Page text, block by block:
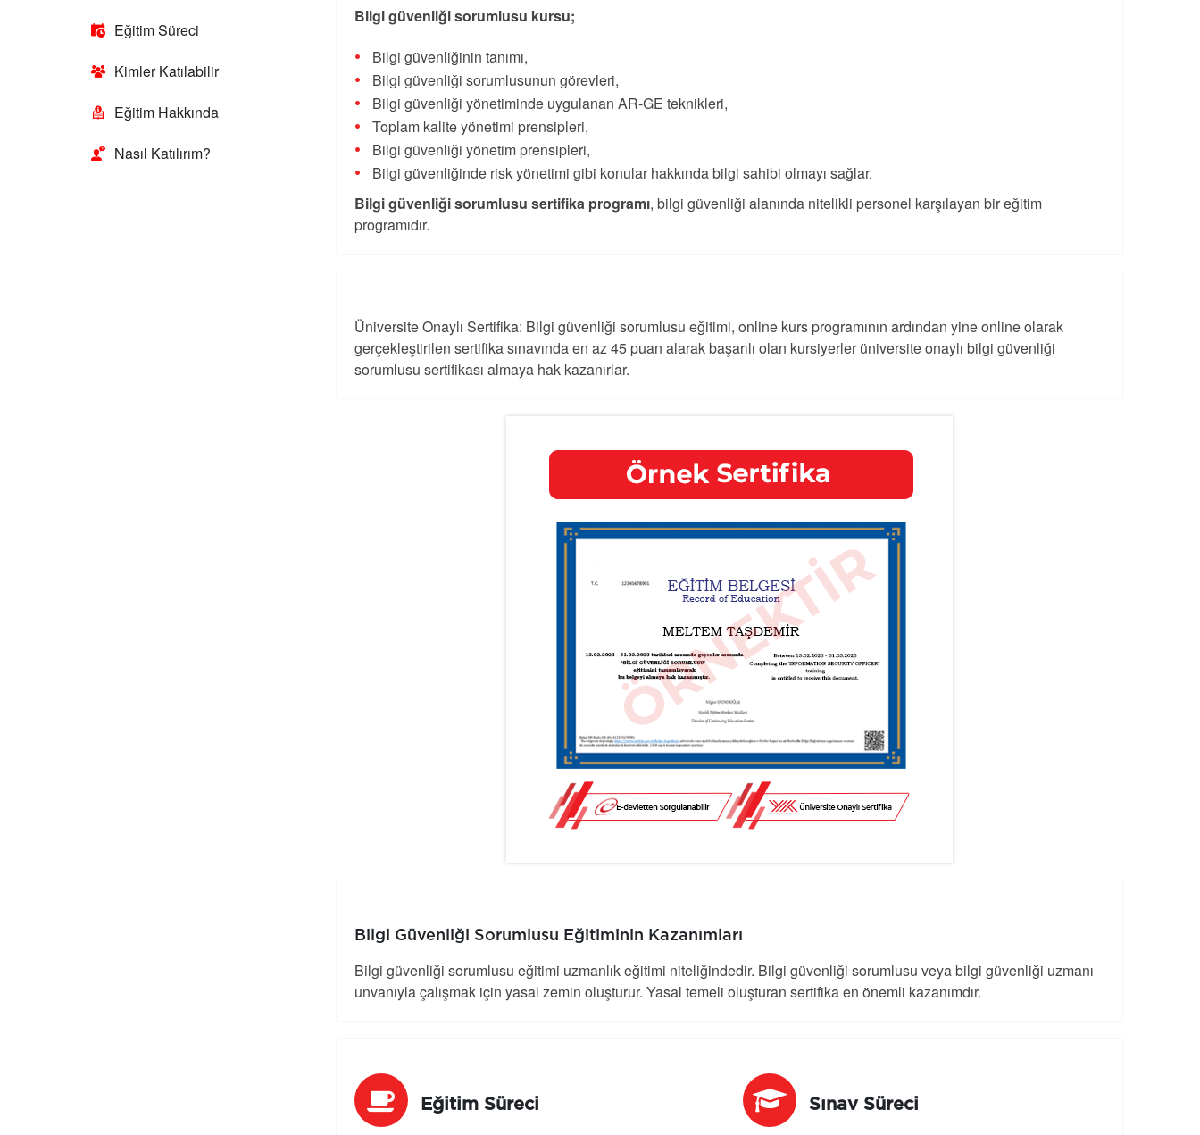
Eğitim Süreci
Kimler Katılabilir
Eğitim Hakkında
Nasıl Katılırım?
Bilgi güvenliği sorumlusu kursu;
Bilgi güvenliğinin tanımı,
Bilgi güvenliği sorumlusunun görevleri,
Bilgi güvenliği yönetiminde uygulanan AR-GE teknikleri,
Toplam kalite yönetimi prensipleri,
Bilgi güvenliği yönetim prensipleri,
Bilgi güvenliğinde risk yönetimi gibi konular hakkında bilgi sahibi olmayı sağlar.
Bilgi güvenliği sorumlusu sertifika programı, bilgi güvenliği alanında nitelikli personel karşılayan bir eğitim
programıdır.
Üniversite Onaylı Sertifika: Bilgi güvenliği sorumlusu eğitimi, online kurs programının ardından yine online olarak
gerçekleştirilen sertifika sınavında en az 45 puan alarak başarılı olan kursiyerler üniversite onaylı bilgi güvenliği
sorumlusu sertifikası almaya hak kazanırlar.
Bilgi Güvenliği Sorumlusu Eğitiminin Kazanımları
Bilgi güvenliği sorumlusu eğitimi uzmanlık eğitimi niteliğindedir. Bilgi güvenliği sorumlusu veya bilgi güvenliği uzmanı
unvanıyla çalışmak için yasal zemin oluşturur. Yasal temeli oluşturan sertifika en önemli kazanımdır.
Eğitim Süreci Sınav Süreci